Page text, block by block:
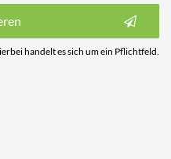
handelt es sich um ein Pflichtfeld.